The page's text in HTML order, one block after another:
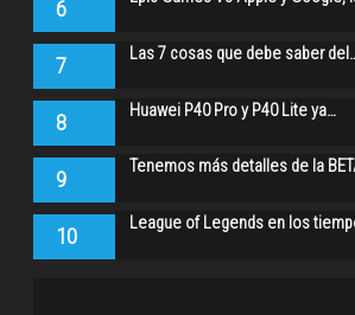
6
7 Las 7 cosas que debe saber
8 Huawei P40 Pro y P40 Lite ya…
9 Tenemos más detalles de la
10 League of Legends en los